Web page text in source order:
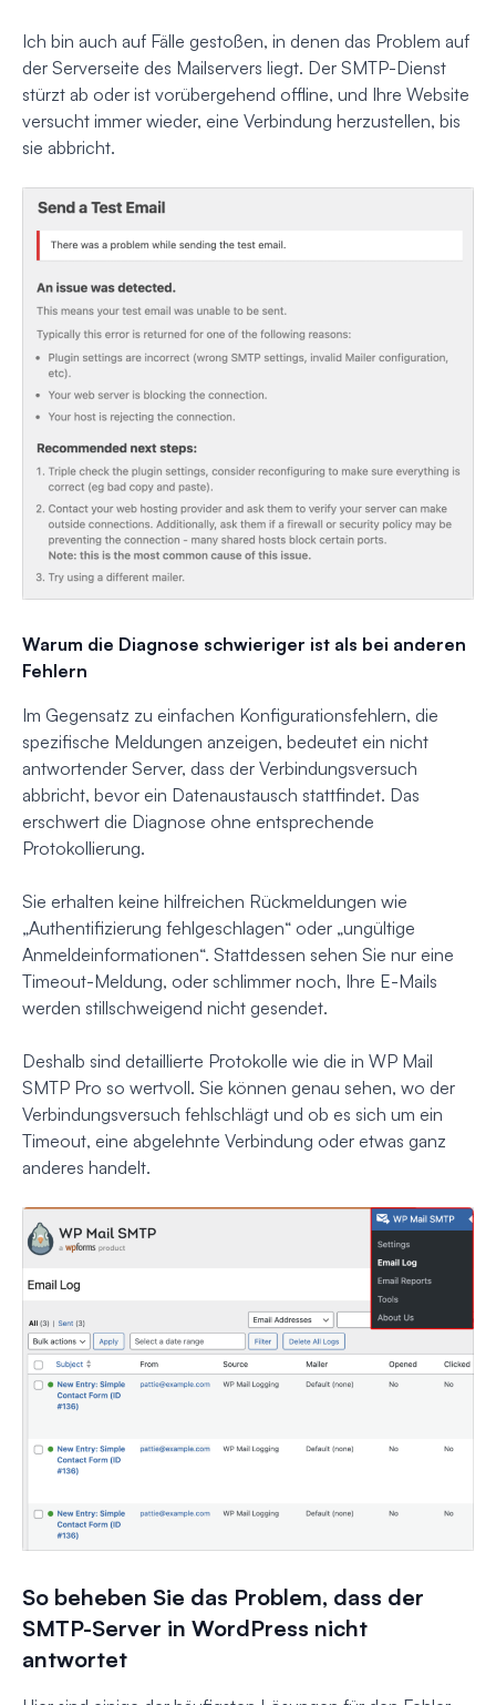
Ich bin auch auf Fälle gestoßen, in denen das Problem auf
der Serverseite des Mailservers liegt. Der SMTP-Dienst
stürzt ab oder ist vorübergehend offline, und Ihre Website
versucht immer wieder, eine Verbindung herzustellen, bis
sie abbricht.
Warum die Diagnose schwieriger ist als bei anderen
Fehlern
Im Gegensatz zu einfachen Konfigurationsfehlern, die
spezifische Meldungen anzeigen, bedeutet ein nicht
antwortender Server, dass der Verbindungsversuch
abbricht, bevor ein Datenaustausch stattfindet. Das
erschwert die Diagnose ohne entsprechende
Protokollierung.
Sie erhalten keine hilfreichen Rückmeldungen wie
„Authentifizierung fehlgeschlagen“ oder „ungültige
Anmeldeinformationen“. Stattdessen sehen Sie nur eine
Timeout-Meldung, oder schlimmer noch, Ihre E-Mails
werden stillschweigend nicht gesendet.
Deshalb sind detaillierte Protokolle wie die in WP Mail
SMTP Pro so wertvoll. Sie können genau sehen, wo der
Verbindungsversuch fehlschlägt und ob es sich um ein
Timeout, eine abgelehnte Verbindung oder etwas ganz
anderes handelt.
So beheben Sie das Problem, dass der
SMTP-Server in WordPress nicht
antwortet